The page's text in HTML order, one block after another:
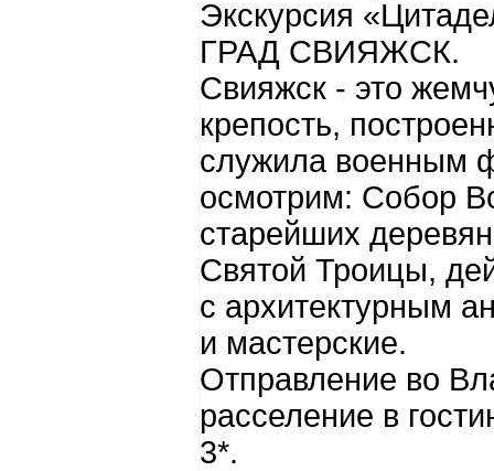
Экскурсия
ГРАД СВИЯЖСК.
Свияжск - это
крепость,
служила военным
осмотрим: Собор
старейших
Святой Троицы,
с архитектурным
и мастерские.
Отправление во
расселение в
3*.